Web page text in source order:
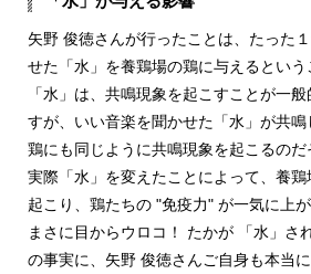
矢野 俊徳さんが行ったことは、たった
せた「水」を養鶏場の鶏に与えるという
「水」は、共鳴現象を起こすことが一
すが、いい音楽を聞かせた「水」が共
鶏にも同じように共鳴現象を起こるのだ
実際「水」を変えたことによって、養
起こり、鶏たちの "免疫力" が一気に上が
まさに目からウロコ！ たかが 「水」さ
の事実に、矢野 俊徳さんご自身も本当